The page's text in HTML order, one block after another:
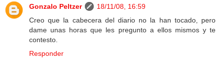
Gonzalo Peltzer
18/11/08, 16:59
Creo que la cabecera del diario no la han tocado, pero
dame unas horas que les pregunto a ellos mismos y te
contesto.
Responder